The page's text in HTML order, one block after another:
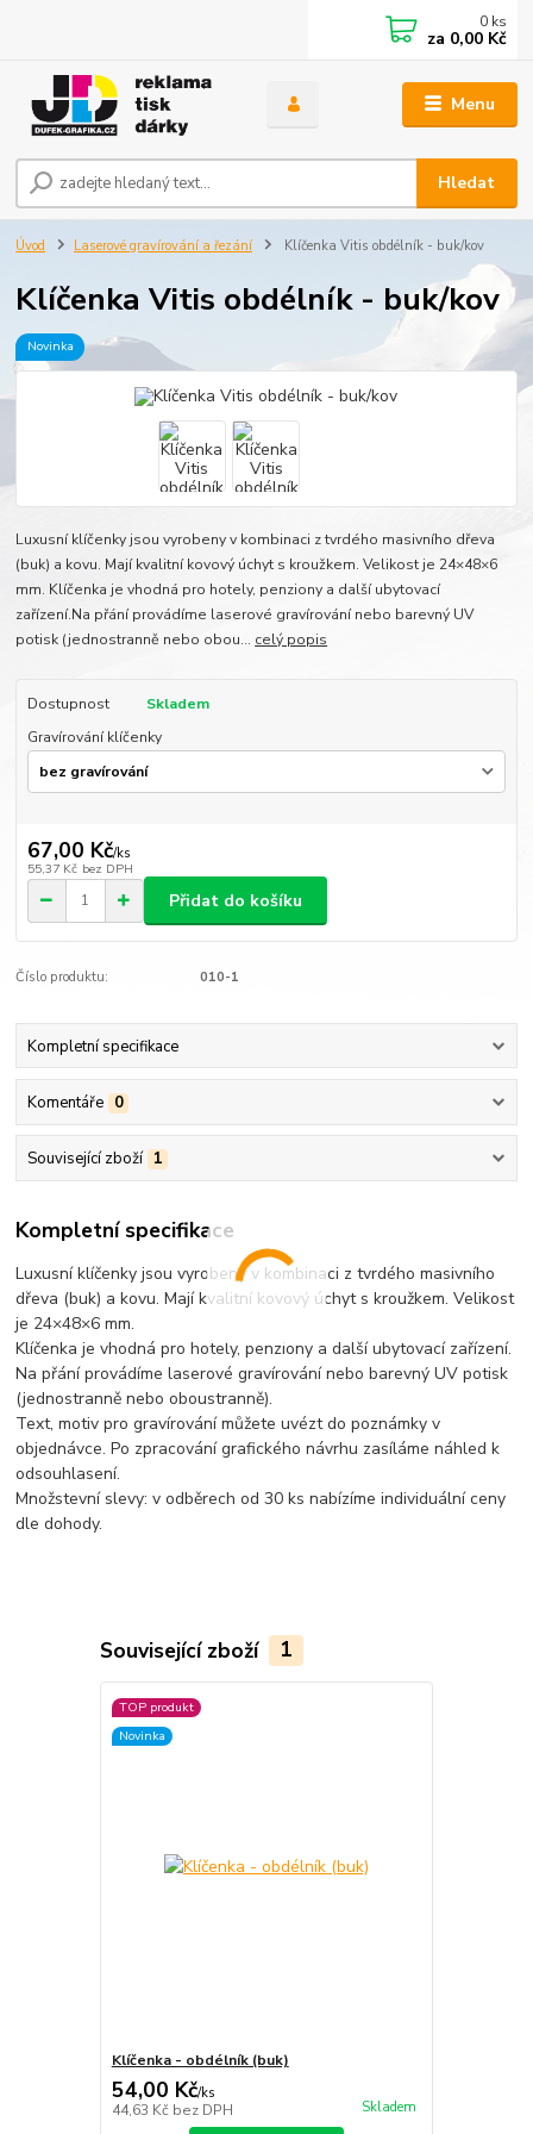
Menu
Hledat
0 ks
za 0,00 Kč
Úvod Laserové gravírování a řezání Klíčenka Vitis obdélník - buk/kov
Klíčenka Vitis obdélník - buk/kov
Novinka
Luxusní klíčenky jsou vyrobeny v kombinaci z tvrdého masivního dřeva
(buk) a kovu. Mají kvalitní kovový úchyt s kroužkem. Velikost je 24×48×6
mm. Klíčenka je vhodná pro hotely, penziony a další ubytovací
zařízení.Na přání provádíme laserové gravírování nebo barevný UV
potisk (jednostranně nebo obou... celý popis
Dostupnost
Skladem
Gravírování klíčenky
67,00 Kč/ks
55,37 Kč bez DPH
Přidat do košíku
Číslo produktu: 010-1
Kompletní specifikace
Komentáře 0
Související zboží 1
Kompletní specifikace
Luxusní klíčenky jsou vyrobeny v kombinaci z tvrdého masivního
dřeva (buk) a kovu. Mají kvalitní kovový úchyt s kroužkem. Velikost
je 24×48×6 mm.
Klíčenka je vhodná pro hotely, penziony a další ubytovací zařízení.
Na přání provádíme laserové gravírování nebo barevný UV potisk
(jednostranně nebo oboustranně).
Text, motiv pro gravírování můžete uvézt do poznámky v
objednávce. Po zpracování grafického návrhu zasíláme náhled k
odsouhlasení.
Množstevní slevy: v odběrech od 30 ks nabízíme individuální ceny
dle dohody.
Související zboží 1
TOP produkt
Novinka
Klíčenka - obdélník (buk)
54,00 Kč/ks
44,63 Kč bez DPH Skladem